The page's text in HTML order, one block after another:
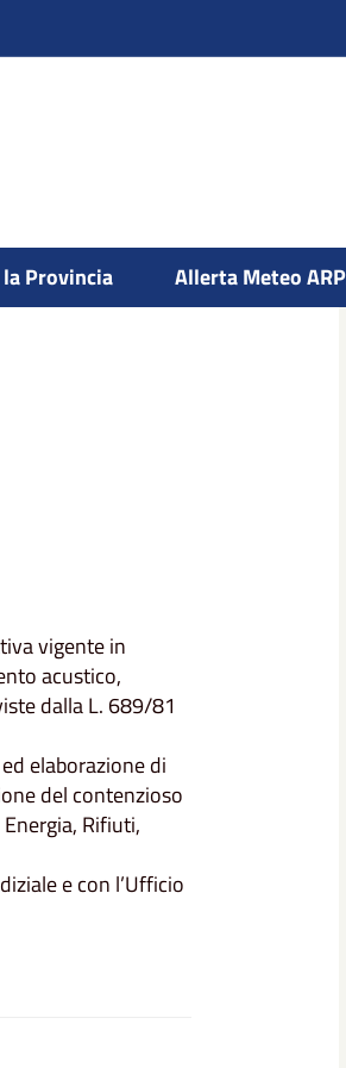
Provincia Allerta Meteo
vigente in
acustico,
dalla L. 689/81
elaborazione di
del contenzioso
Rifiuti,
e con l’Ufficio